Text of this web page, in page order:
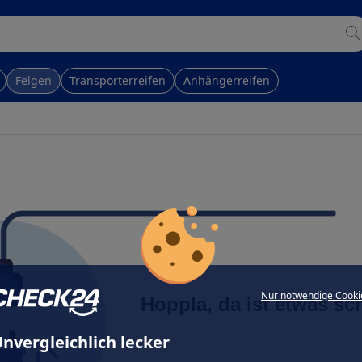
Nur notwendige
lecker
Felgen Transporterreifen Anhängerreifen
Hoppla, da ist etwas